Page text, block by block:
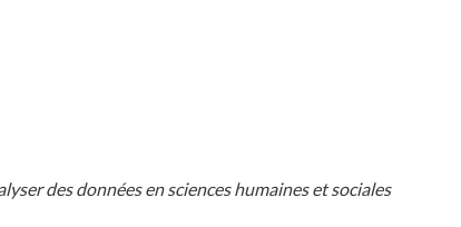
des données en sciences humaines et sociales